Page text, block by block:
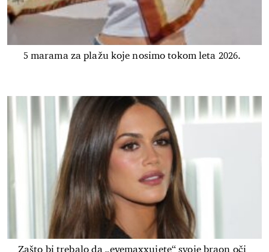
5 marama za plažu koje nosimo tokom leta 2026.